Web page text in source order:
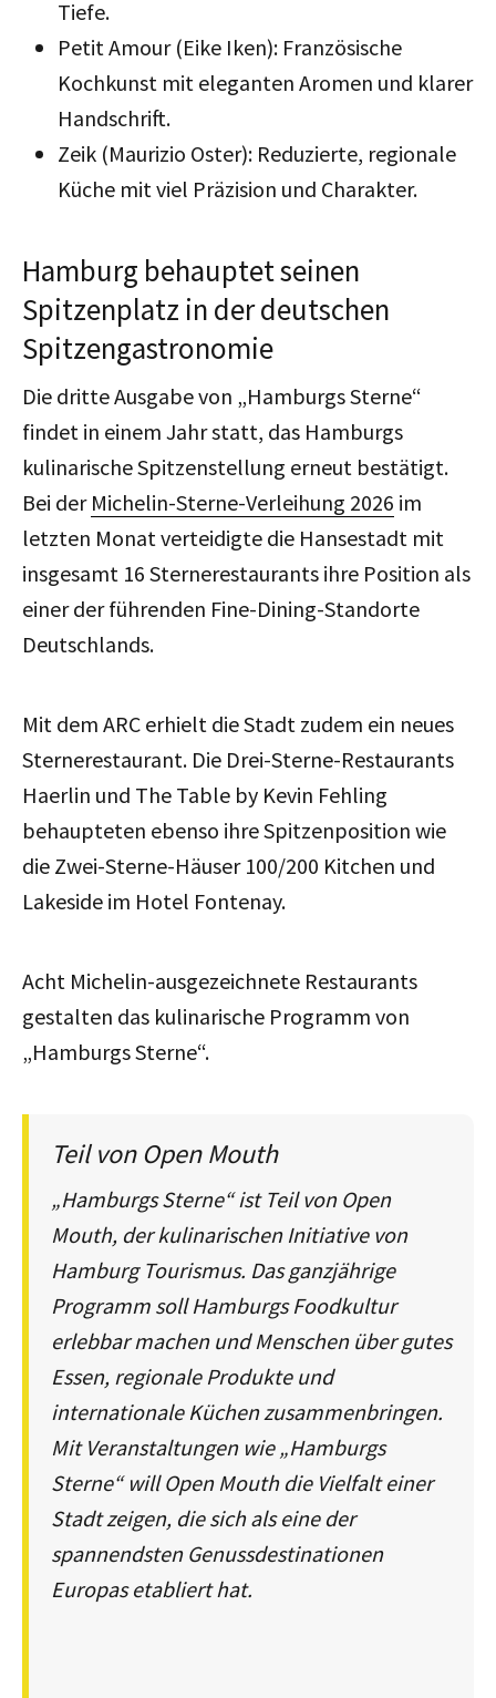
Tiefe.
Petit Amour (Eike Iken): Französische
Kochkunst mit eleganten Aromen und klarer
Handschrift.
Zeik (Maurizio Oster): Reduzierte, regionale
Küche mit viel Präzision und Charakter.
Hamburg behauptet seinen
Spitzenplatz in der deutschen
Spitzengastronomie
Die dritte Ausgabe von „Hamburgs Sterne“
findet in einem Jahr statt, das Hamburgs
kulinarische Spitzenstellung erneut bestätigt.
Bei der Michelin-Sterne-Verleihung 2026 im
letzten Monat verteidigte die Hansestadt mit
insgesamt 16 Sternerestaurants ihre Position als
einer der führenden Fine-Dining-Standorte
Deutschlands.
Mit dem ARC erhielt die Stadt zudem ein neues
Sternerestaurant. Die Drei-Sterne-Restaurants
Haerlin und The Table by Kevin Fehling
behaupteten ebenso ihre Spitzenposition wie
die Zwei-Sterne-Häuser 100/200 Kitchen und
Lakeside im Hotel Fontenay.
Acht Michelin-ausgezeichnete Restaurants
gestalten das kulinarische Programm von
„Hamburgs Sterne“.
Teil von Open Mouth
„Hamburgs Sterne“ ist Teil von Open
Mouth, der kulinarischen Initiative von
Hamburg Tourismus. Das ganzjährige
Programm soll Hamburgs Foodkultur
erlebbar machen und Menschen über gutes
Essen, regionale Produkte und
internationale Küchen zusammenbringen.
Mit Veranstaltungen wie „Hamburgs
Sterne“ will Open Mouth die Vielfalt einer
Stadt zeigen, die sich als eine der
spannendsten Genussdestinationen
Europas etabliert hat.